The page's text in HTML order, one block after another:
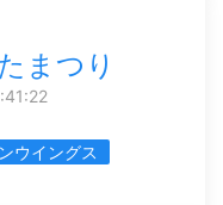
まつり
ウイングス